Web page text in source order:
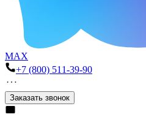
MAX
+7 (800) 511-39-90
Заказать звонок